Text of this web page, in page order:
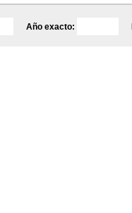
Año exacto: